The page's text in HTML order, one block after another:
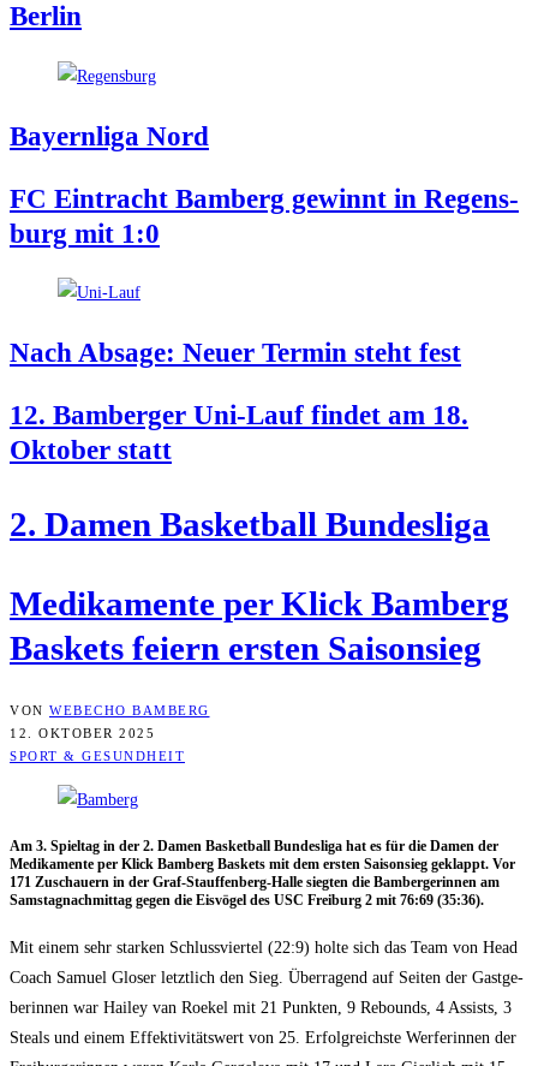
Berlin
Bay­ern­li­ga Nord
FC Ein­tracht Bam­berg gewinnt in Regens­
burg mit 1:0
Nach Absa­ge: Neu­er Ter­min steht fest
12. Bam­ber­ger Uni-Lauf fin­det am 18.
Okto­ber statt
2. Damen Bas­ket­ball Bundesliga
Medi­ka­men­te per Klick Bam­berg
Bas­kets fei­ern ers­ten Saisonsieg
VON WEBECHO BAMBERG
12. OKTOBER 2025
SPORT & GESUNDHEIT
Am 3. Spiel­tag in der 2. Damen Bas­ket­ball Bun­des­li­ga hat es für die Damen der
Medi­ka­men­te per Klick Bam­berg Bas­kets mit dem ers­ten Sai­son­sieg geklappt. Vor
171 Zuschau­ern in der Graf-Stauf­fen­berg-Hal­le sieg­ten die Bam­ber­ge­rin­nen am
Sams­tag­nach­mit­tag gegen die Eis­vö­gel des USC Frei­burg 2 mit 76:69 (35:36).
Mit einem sehr star­ken Schluss­vier­tel (22:9) hol­te sich das Team von Head
Coach Samu­el Glo­ser letzt­lich den Sieg. Über­ra­gend auf Sei­ten der Gast­ge­
be­rin­nen war Hai­ley van Roe­kel mit 21 Punk­ten, 9 Rebounds, 4 Assists, 3
Ste­als und einem Effek­ti­vi­täts­wert von 25. Erfolg­reichs­te Wer­fe­rin­nen der